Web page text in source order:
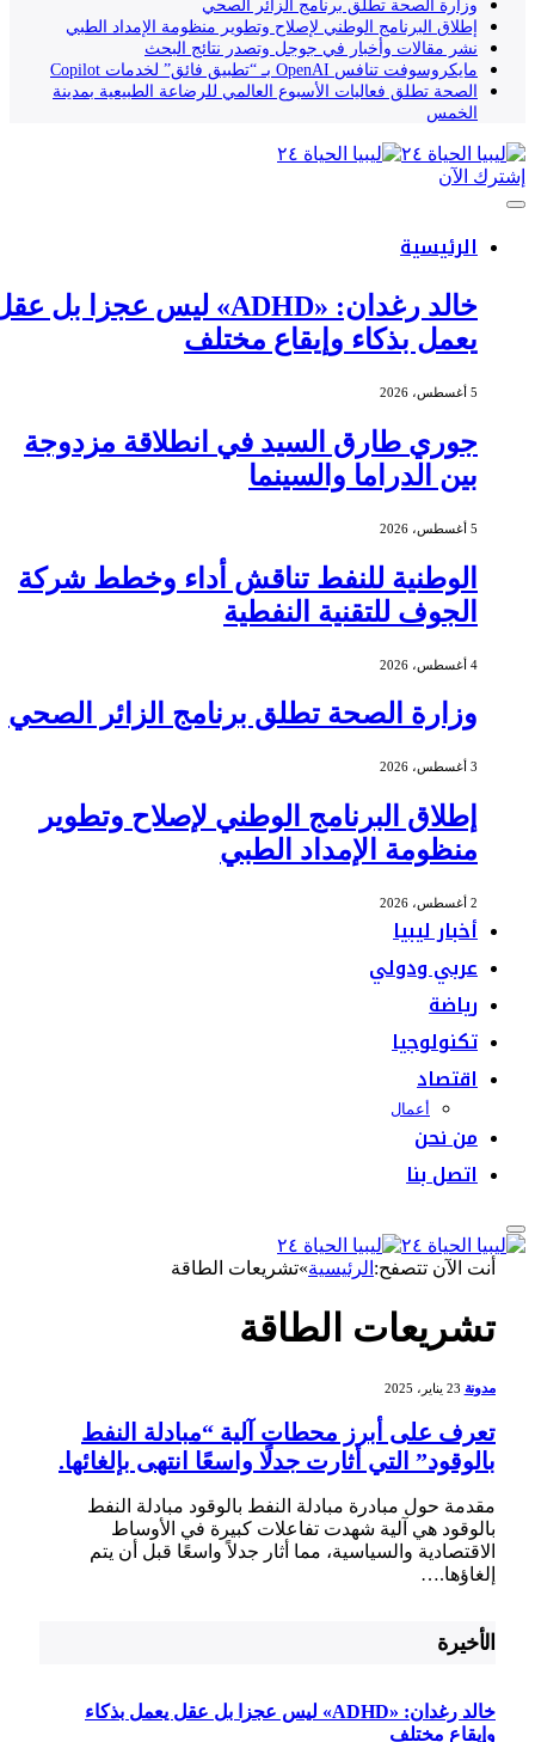
وزارة الصحة تطلق برنامج الزائر الصحي
إطلاق البرنامج الوطني لإصلاح وتطوير منظومة الإمداد الطبي
نشر مقالات وأخبار في جوجل وتصدر نتائج البحث
مايكروسوفت تنافس OpenAI بـ “تطبيق فائق” لخدمات Copilot
الصحة تطلق فعاليات الأسبوع العالمي للرضاعة الطبيعية بمدينة
الخمس
إشترك الآن
الرئيسية
خالد رغدان: «ADHD» ليس عجزا بل عقل
يعمل بذكاء وإيقاع مختلف
جوري طارق السيد في انطلاقة مزدوجة
بين الدراما والسينما
الوطنية للنفط تناقش أداء وخطط شركة
الجوف للتقنية النفطية
وزارة الصحة تطلق برنامج الزائر الصحي
إطلاق البرنامج الوطني لإصلاح وتطوير
منظومة الإمداد الطبي
أخبار ليبيا
عربي ودولي
رياضة
تكنولوجيا
اقتصاد
أعمال
من نحن
اتصل بنا
أنت الآن تتصفح:الرئيسية»تشريعات الطاقة
تشريعات الطاقة
مدونة 23 يناير، 2025
‎تعرف على أبرز محطات آلية “مبادلة النفط
بالوقود” التي أثارت جدلًا واسعًا انتهى بإلغائها.
مقدمة حول مبادرة مبادلة النفط بالوقود مبادلة النفط
بالوقود هي آلية⁣ شهدت تفاعلات كبيرة في الأوساط⁢
الاقتصادية ‌والسياسية، مما أثار جدلاً واسعًا‌ قبل أن يتم⁢
إلغاؤها.…
الأخيرة
خالد رغدان: «ADHD» ليس عجزا بل عقل يعمل بذكاء
وإيقاع مختلف